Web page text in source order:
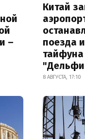
–
Китай
поезда
тайфуна
8 АВГУСТА, 17:10